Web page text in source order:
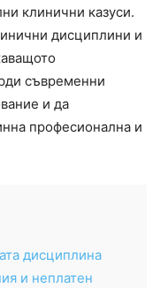
клинични казуси.
дисциплини и
съвременни
и да
професионална и
дисциплина
и неплатен